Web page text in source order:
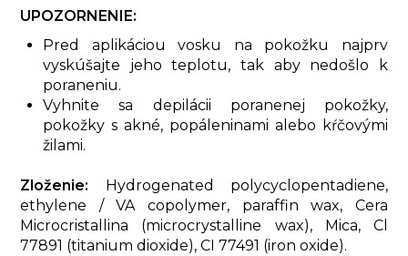
UPOZORNENIE:
Pred aplikáciou vosku na pokožku najprv
vyskúšajte jeho teplotu, tak aby nedošlo k
poraneniu.
Vyhnite sa depilácii poranenej pokožky,
pokožky s akné, popáleninami alebo kŕčovými
žilami.
Zloženie: Hydrogenated polycyclopentadiene,
ethylene / VA copolymer, paraffin wax, Cera
Microcristallina (microcrystalline wax), Mica, Cl
77891 (titanium dioxide), CI 77491 (iron oxide).